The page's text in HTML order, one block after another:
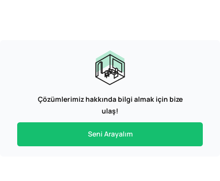
Çözümlerimiz hakkında bilgi almak için bize
ulaş!
Seni Arayalım